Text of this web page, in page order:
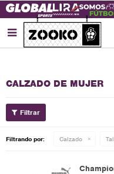

CALZADO DE MUJER
Filtrando por: Calzado